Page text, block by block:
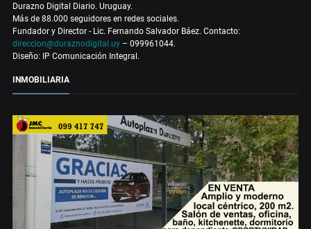
Durazno Digital Diario. Uruguay.
Más de 88.000 seguidores en redes sociales.
Fundador y Director - Lic. Fernando Salvador Báez. Contacto:
direccion@duraznodigital.uy – 099961044.
Diseño: IP Comunicación Integral.
INMOBILIARIA